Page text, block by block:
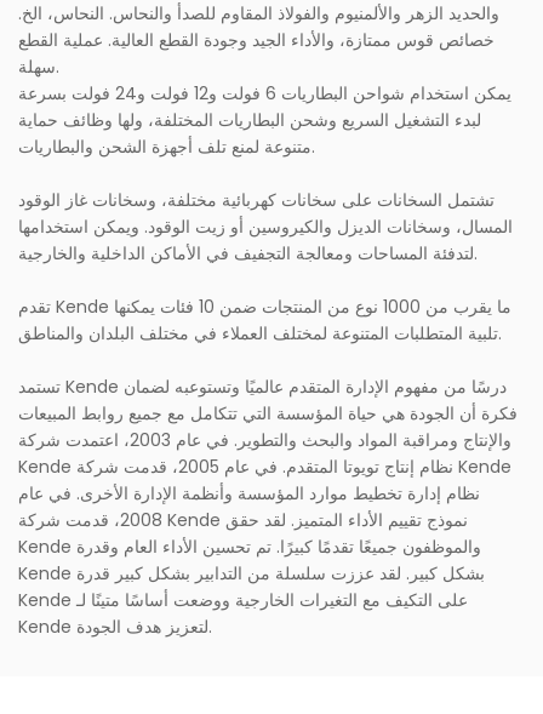
والحديد الزهر والألمنيوم والفولاذ المقاوم للصدأ والنحاس. النحاس، الخ.
خصائص قوس ممتازة، والأداء الجيد وجودة القطع العالية. عملية القطع
سهلة.
يمكن استخدام شواحن البطاريات 6 فولت و12 فولت و24 فولت بسرعة
لبدء التشغيل السريع وشحن البطاريات المختلفة، ولها وظائف حماية
متنوعة لمنع تلف أجهزة الشحن والبطاريات.
تشتمل السخانات على سخانات كهربائية مختلفة، وسخانات غاز الوقود
المسال، وسخانات الديزل والكيروسين أو زيت الوقود. ويمكن استخدامها
لتدفئة المساحات ومعالجة التجفيف في الأماكن الداخلية والخارجية.
تقدم Kende ما يقرب من 1000 نوع من المنتجات ضمن 10 فئات يمكنها
تلبية المتطلبات المتنوعة لمختلف العملاء في مختلف البلدان والمناطق.
تستمد Kende درسًا من مفهوم الإدارة المتقدم عالميًا وتستوعبه لضمان
فكرة أن الجودة هي حياة المؤسسة التي تتكامل مع جميع روابط المبيعات
والإنتاج ومراقبة المواد والبحث والتطوير. في عام 2003، اعتمدت شركة
Kende نظام إنتاج تويوتا المتقدم. في عام 2005، قدمت شركة Kende
نظام إدارة تخطيط موارد المؤسسة وأنظمة الإدارة الأخرى. في عام
2008، قدمت شركة Kende نموذج تقييم الأداء المتميز. لقد حقق
Kende والموظفون جميعًا تقدمًا كبيرًا. تم تحسين الأداء العام وقدرة
Kende بشكل كبير. لقد عززت سلسلة من التدابير بشكل كبير قدرة
Kende على التكيف مع التغيرات الخارجية ووضعت أساسًا متينًا لـ
Kende لتعزيز هدف الجودة.